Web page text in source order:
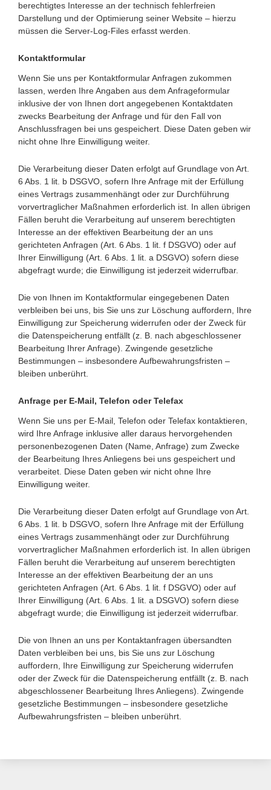
berechtigtes Interesse an der technisch fehlerfreien
Darstellung und der Optimierung seiner Website – hierzu
müssen die Server-Log-Files erfasst werden.
Kontaktformular
Wenn Sie uns per Kontaktformular Anfragen zukommen
lassen, werden Ihre Angaben aus dem Anfrageformular
inklusive der von Ihnen dort angegebenen Kontaktdaten
zwecks Bearbeitung der Anfrage und für den Fall von
Anschlussfragen bei uns gespeichert. Diese Daten geben wir
nicht ohne Ihre Einwilligung weiter.
Die Verarbeitung dieser Daten erfolgt auf Grundlage von Art.
6 Abs. 1 lit. b DSGVO, sofern Ihre Anfrage mit der Erfüllung
eines Vertrags zusammenhängt oder zur Durchführung
vorvertraglicher Maßnahmen erforderlich ist. In allen übrigen
Fällen beruht die Verarbeitung auf unserem berechtigten
Interesse an der effektiven Bearbeitung der an uns
gerichteten Anfragen (Art. 6 Abs. 1 lit. f DSGVO) oder auf
Ihrer Einwilligung (Art. 6 Abs. 1 lit. a DSGVO) sofern diese
abgefragt wurde; die Einwilligung ist jederzeit widerrufbar.
Die von Ihnen im Kontaktformular eingegebenen Daten
verbleiben bei uns, bis Sie uns zur Löschung auffordern, Ihre
Einwilligung zur Speicherung widerrufen oder der Zweck für
die Datenspeicherung entfällt (z. B. nach abgeschlossener
Bearbeitung Ihrer Anfrage). Zwingende gesetzliche
Bestimmungen – insbesondere Aufbewahrungsfristen –
bleiben unberührt.
Anfrage per E-Mail, Telefon oder Telefax
Wenn Sie uns per E-Mail, Telefon oder Telefax kontaktieren,
wird Ihre Anfrage inklusive aller daraus hervorgehenden
personenbezogenen Daten (Name, Anfrage) zum Zwecke
der Bearbeitung Ihres Anliegens bei uns gespeichert und
verarbeitet. Diese Daten geben wir nicht ohne Ihre
Einwilligung weiter.
Die Verarbeitung dieser Daten erfolgt auf Grundlage von Art.
6 Abs. 1 lit. b DSGVO, sofern Ihre Anfrage mit der Erfüllung
eines Vertrags zusammenhängt oder zur Durchführung
vorvertraglicher Maßnahmen erforderlich ist. In allen übrigen
Fällen beruht die Verarbeitung auf unserem berechtigten
Interesse an der effektiven Bearbeitung der an uns
gerichteten Anfragen (Art. 6 Abs. 1 lit. f DSGVO) oder auf
Ihrer Einwilligung (Art. 6 Abs. 1 lit. a DSGVO) sofern diese
abgefragt wurde; die Einwilligung ist jederzeit widerrufbar.
Die von Ihnen an uns per Kontaktanfragen übersandten
Daten verbleiben bei uns, bis Sie uns zur Löschung
auffordern, Ihre Einwilligung zur Speicherung widerrufen
oder der Zweck für die Datenspeicherung entfällt (z. B. nach
abgeschlossener Bearbeitung Ihres Anliegens). Zwingende
gesetzliche Bestimmungen – insbesondere gesetzliche
Aufbewahrungsfristen – bleiben unberührt.